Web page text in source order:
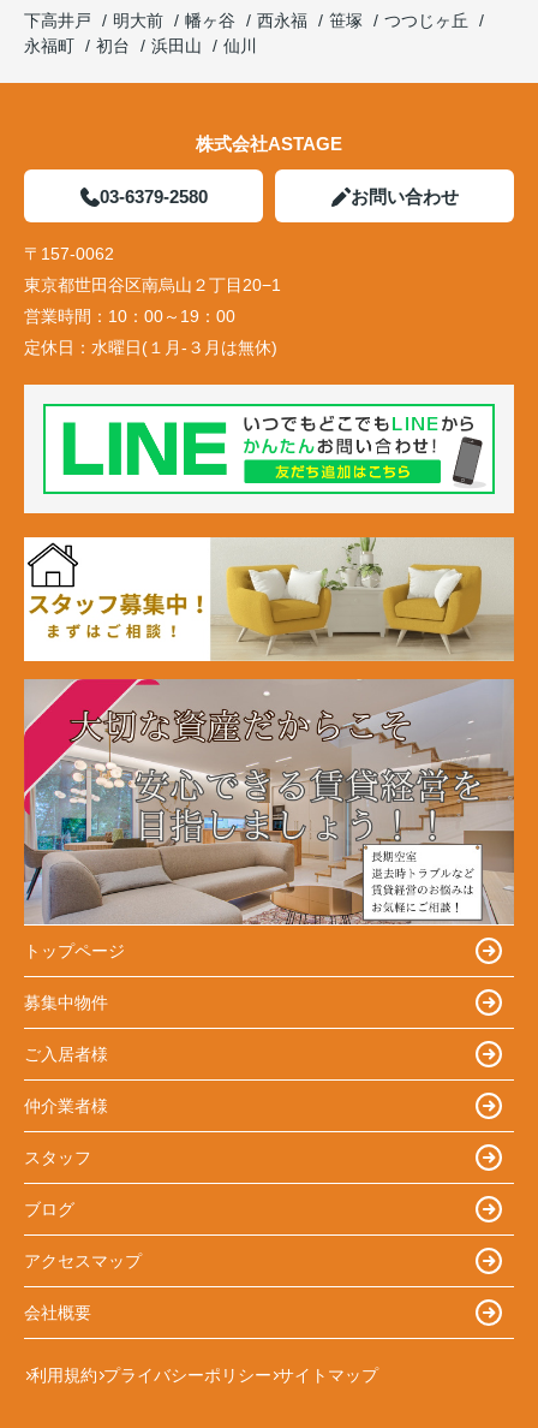
下高井戸
明大前 幡ヶ谷 西永福 笹塚
つつじヶ丘
永福町
初台 浜田山 仙川
株式会社ASTAGE
03-6379-2580 お問い合わせ
〒157-0062
東京都世田谷区南烏山２丁目20−1
営業時間： 10：00～19：00
定休日： 水曜日(１月-３月は無休)
トップページ
募集中物件
ご入居者様
仲介業者様
スタッフ
ブログ
アクセスマップ
会社概要
利用規約 プライバシーポリシー サイトマップ